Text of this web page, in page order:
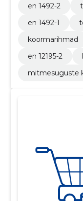
en 1492-2
en 1492-1
koormarihmad
en 12195-2
mitmesuguste